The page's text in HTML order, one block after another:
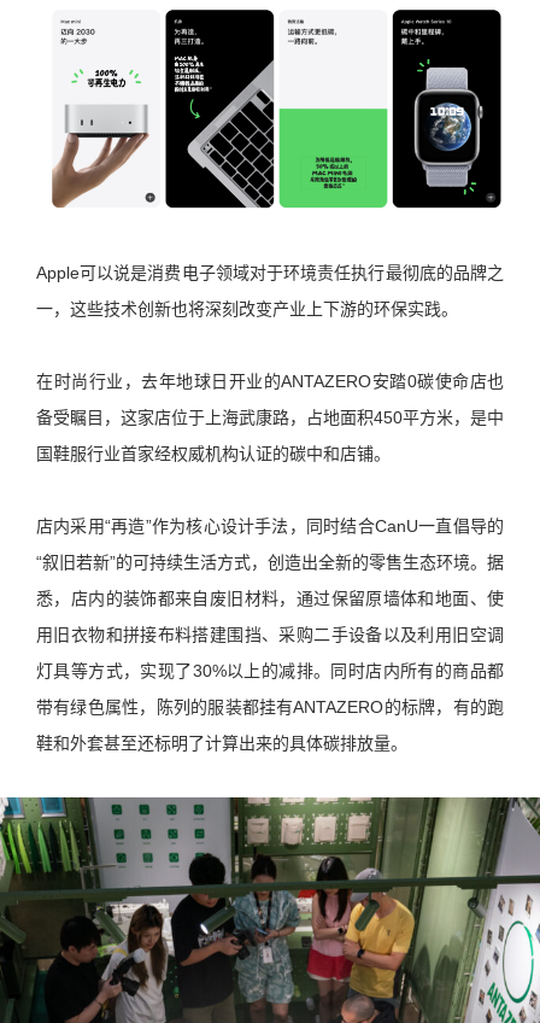
Apple可以说是消费电子领域对于环境责任执行最彻底的品牌之
一，这些技术创新也将深刻改变产业上下游的环保实践。
在时尚行业，去年地球日开业的ANTAZERO安踏0碳使命店也
备受瞩目，这家店位于上海武康路，占地面积450平方米，是中
国鞋服行业首家经权威机构认证的碳中和店铺。
店内采用“再造”作为核心设计手法，同时结合CanU一直倡导的
“叙旧若新”的可持续生活方式，创造出全新的零售生态环境。据
悉，店内的装饰都来自废旧材料，通过保留原墙体和地面、使
用旧衣物和拼接布料搭建围挡、采购二手设备以及利用旧空调
灯具等方式，实现了30%以上的减排。同时店内所有的商品都
带有绿色属性，陈列的服装都挂有ANTAZERO的标牌，有的跑
鞋和外套甚至还标明了计算出来的具体碳排放量。